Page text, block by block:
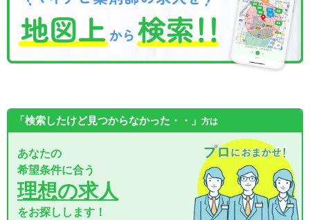
「検索したけど見つからなかった・・」 方は
あなたの
希望条件に合う
理想の求人
をお探しします！